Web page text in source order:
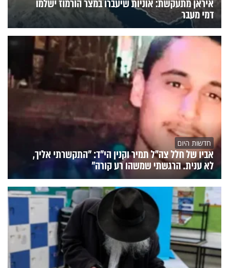
איראן מתעקשת: אוניות שיעברו במצר הורמוז ישלמו
דמי מעבר
חדשות היום
אביו של חלל צה"ל תמיר וקנין הי"ד: "התקשרתי אליך,
לא ענית. הרגשתי שמשהו רע קורה"